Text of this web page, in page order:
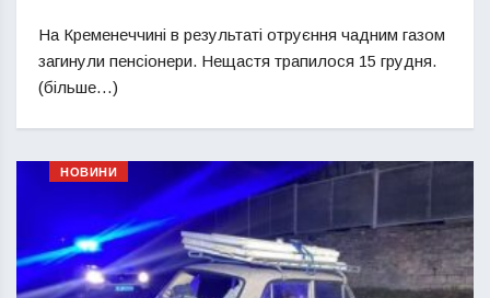
На Кременеччині в результаті отруєння чадним газом
загинули пенсіонери. Нещастя трапилося 15 грудня.
(більше…)
НОВИНИ